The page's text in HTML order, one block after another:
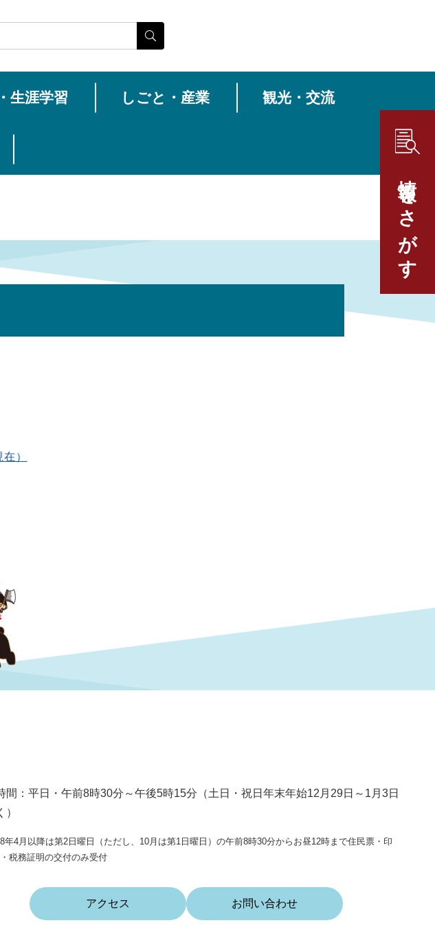
情報をさがす
生涯学習 しごと・産業 観光・交流
）
間：平日・午前8時30分～午後5時15分（土日・祝日年末年始12月29日～1月3日
）
年4月以降は第2日曜日（ただし、10月は第1日曜日）の午前8時30分からお昼12時まで住民票・印
税務証明の交付のみ受付
アクセス お問い合わせ